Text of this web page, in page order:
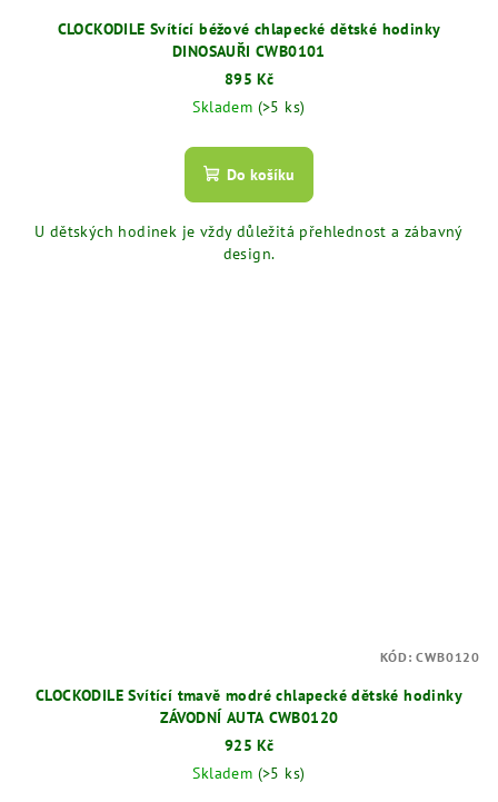
CLOCKODILE Svítící béžové chlapecké dětské hodinky
DINOSAUŘI CWB0101
895 Kč
Skladem (>5 ks)
Do košíku
U dětských hodinek je vždy důležitá přehlednost a zábavný
design.
CLOCKODILE Svítící tmavě modré chlapecké dětské hodinky
ZÁVODNÍ AUTA CWB0120
925 Kč
Skladem (>5 ks)
KÓD:CWB0120